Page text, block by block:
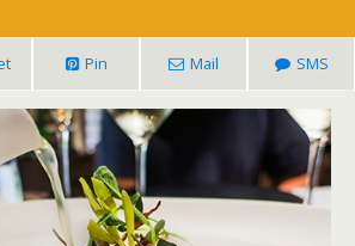
Pin Mail SMS